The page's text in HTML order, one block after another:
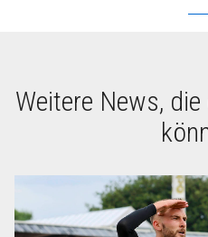
Weitere News,